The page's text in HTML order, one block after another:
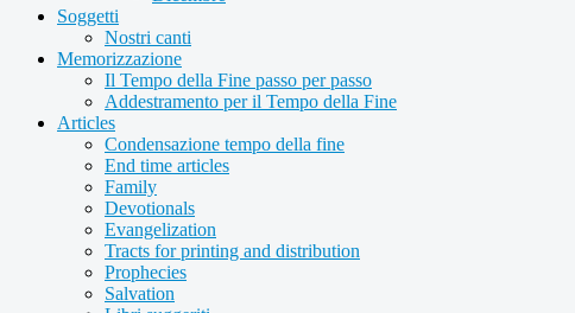
Soggetti
Nostri canti
Memorizzazione
Il Tempo della Fine passo per passo
Addestramento per il Tempo della Fine
Articles
Condensazione tempo della fine
End time articles
Family
Devotionals
Evangelization
Tracts for printing and distribution
Prophecies
Salvation